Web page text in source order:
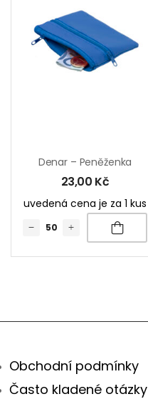
Denar – Peněženka
23,00 Kč
uvedená cena je za 1 kus
Obchodní podmínky
Často kladené otázky